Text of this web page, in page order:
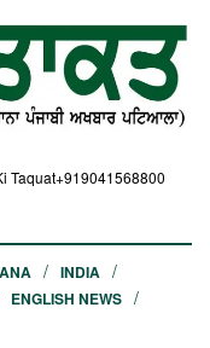
Taquat+919041568800
INDIA
ENGLISH NEWS